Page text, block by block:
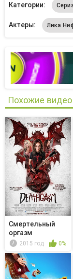
Категории:
Актеры: Лика
Похожие видео
Смертельный
оргазм
2015 год 0%